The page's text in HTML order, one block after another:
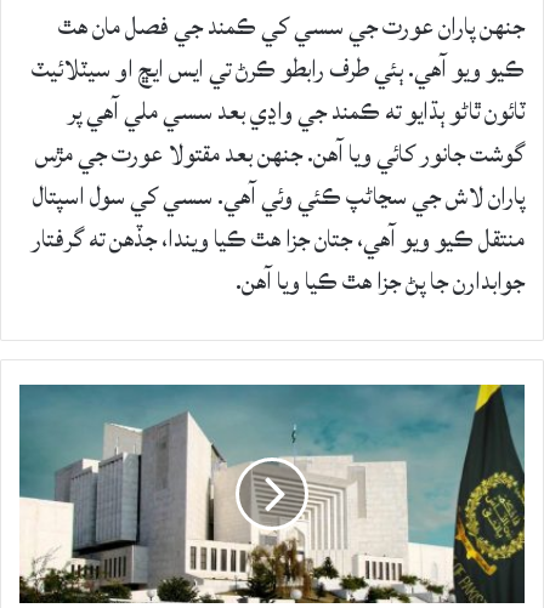
جنھن پاران عورت جي سسي کي ڪمند جي فصل مان ھٿ
ڪيو ويو آهي. ٻئي طرف رابطو ڪرڻ تي ايس ايڇ او سيٽلائيٽ
ٽائون ٿاڻو ٻڌايو ته ڪمند جي واڍي بعد سسي ملي آھي پر
گوشت جانور کائي ويا آھن. جنھن بعد مقتولا عورت جي مڙس
پاران لاش جي سڃاڻپ ڪئي وئي آهي. سسي کي سول اسپتال
منتقل ڪيو ويو آهي، جتان جزا ھٿ ڪيا ويندا، جڏهن ته گرفتار
جوابدارن جا پڻ جزا ھٿ ڪيا ويا آهن.